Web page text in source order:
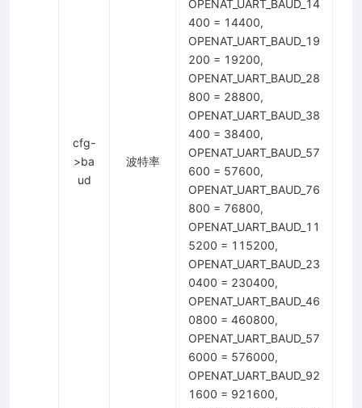
cfg-
>ba
ud
波特率
OPENAT_UART_BAUD_14
400 = 14400,
OPENAT_UART_BAUD_19
200 = 19200,
OPENAT_UART_BAUD_28
800 = 28800,
OPENAT_UART_BAUD_38
400 = 38400,
OPENAT_UART_BAUD_57
600 = 57600,
OPENAT_UART_BAUD_76
800 = 76800,
OPENAT_UART_BAUD_11
5200 = 115200,
OPENAT_UART_BAUD_23
0400 = 230400,
OPENAT_UART_BAUD_46
0800 = 460800,
OPENAT_UART_BAUD_57
6000 = 576000,
OPENAT_UART_BAUD_92
1600 = 921600,